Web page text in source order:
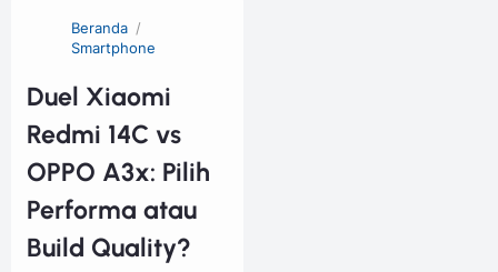
Beranda
Smartphone
Duel Xiaomi
Redmi 14C vs
OPPO A3x: Pilih
Performa atau
Build Quality?